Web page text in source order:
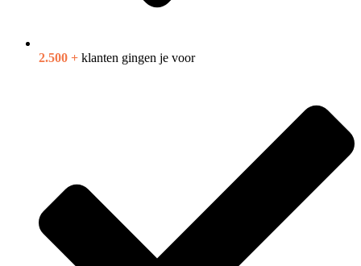
2.500 + klanten gingen je voor